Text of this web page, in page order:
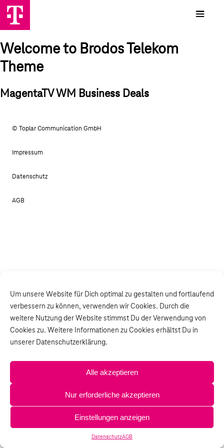
Um unsere Website für Dich optimal zu gestalten und fortlaufend
verbessern zu können, verwenden wir Cookies. Durch die
weitere Nutzung der Website stimmst Du der Verwendung von
Cookies zu. Weitere Informationen zu Cookies erhältst Du in
unserer Datenschutzerklärung.
Alle akzeptieren
Nur erforderliche akzeptieren
Einstellungen anzeigen
DatenschutzAGB
Welcome to Brodos Telekom
Theme
MagentaTV WM Business Deals
© Toplar Communication GmbH
Impressum
Datenschutz
AGB